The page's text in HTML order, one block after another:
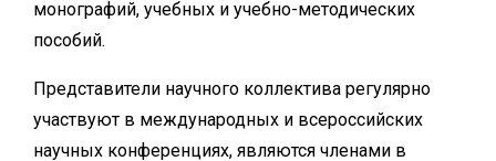
монографий, учебных и учебно-методических
пособий.
Представители научного коллектива регулярно
участвуют в международных и всероссийских
научных конференциях, являются членами в